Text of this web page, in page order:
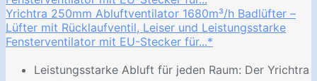
Yrichtra 250mm Abluftventilator 1680m³/h Badlüfter –
Lüfter mit Rücklaufventil, Leiser und Leistungsstarke
Fensterventilator mit EU-Stecker für...*
Leistungsstarke Abluft für jeden Raum: Der Yrichtra